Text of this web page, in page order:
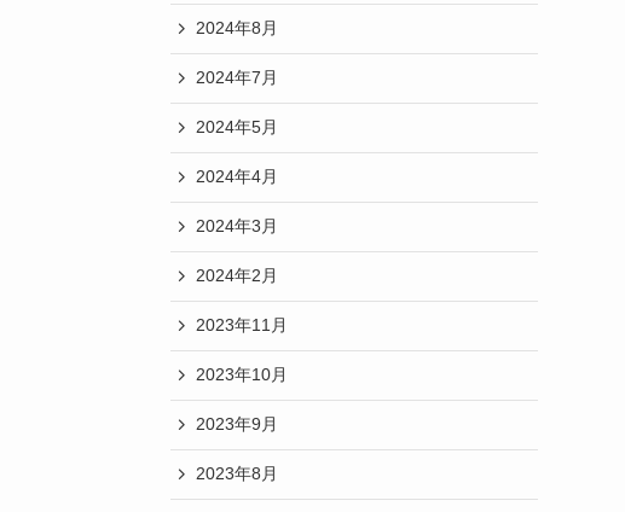
2024年8月
2024年7月
2024年5月
2024年4月
2024年3月
2024年2月
2023年11月
2023年10月
2023年9月
2023年8月